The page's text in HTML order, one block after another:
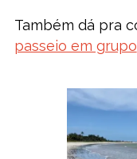
Também dá pra
passeio em grupo